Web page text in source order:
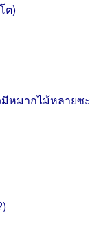
ต)
หมากไม้หลายซะ